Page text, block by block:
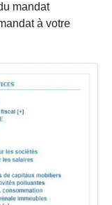
mandat
à votre